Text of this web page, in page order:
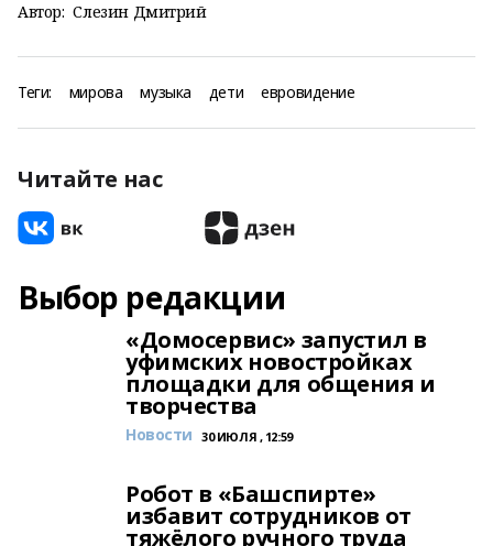
Автор: Слезин Дмитрий
Теги: мирова музыка дети евровидение
Читайте нас
Выбор редакции
«Домосервис» запустил в
уфимских новостройках
площадки для общения и
творчества
Новости 30 ИЮЛЯ , 12:59
Робот в «Башспирте»
избавит сотрудников от
тяжёлого ручного труда